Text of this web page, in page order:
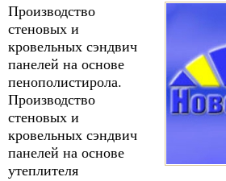
Производство
стеновых и
кровельных сэндвич
панелей на основе
пенополистирола.
Производство
стеновых и
кровельных сэндвич
панелей на основе
утеплителя